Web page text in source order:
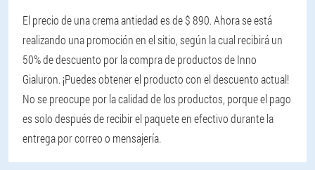
El precio de una crema antiedad es de $ 890. Ahora se está
realizando una promoción en el sitio, según la cual recibirá un
50% de descuento por la compra de productos de Inno
Gialuron. ¡Puedes obtener el producto con el descuento actual!
No se preocupe por la calidad de los productos, porque el pago
es solo después de recibir el paquete en efectivo durante la
entrega por correo o mensajería.